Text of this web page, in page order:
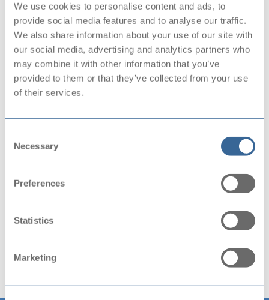
We use cookies to personalise content and ads, to
provide social media features and to analyse our traffic.
We also share information about your use of our site with
our social media, advertising and analytics partners who
may combine it with other information that you’ve
provided to them or that they’ve collected from your use
of their services.
Selection
Necessary
Preferences
Statistics
Marketing